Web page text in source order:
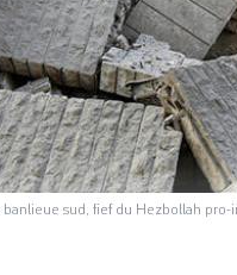
sud, fief du Hezbollah pro-